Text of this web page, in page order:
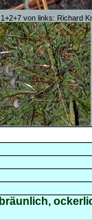
von links: Richard